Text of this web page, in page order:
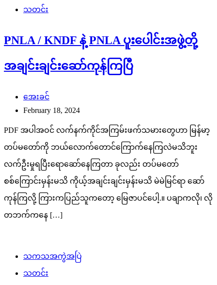
သတင်း
PNLA / KNDF နဲ့ PNLA ပူးပေါင်းအဖွဲ့တို့
အချင်းချင်းဆော်ကုန်ကြပြီ
အေးခင်
February 18, 2024
PDF အပါအဝင် လက်နက်ကိုင်အကြမ်းဖက်သမားတွေဟာ မြန်မာ့
တပ်မတော်ကို ဘယ်လောက်တောင်ကြောက်နေကြလဲမသိဘူး
လက်ဦးမှုရပြီးရောဆော်နေကြတာ ခုလည်း တပ်မတော်
စစ်ကြောင်းမှန်းမသိ ကိုယ့်အချင်းချင်းမှန်းမသိ မဲမဲမြင်ရာ ဆော်
ကုန်ကြလို့ ကြားကပြည်သူကတော့ မြေဇာပင်ပေါ့.။ ပချာကလို၊ လို
တဘက်ကနေ […]
သကသအကွဲအပြဲ
သတင်း